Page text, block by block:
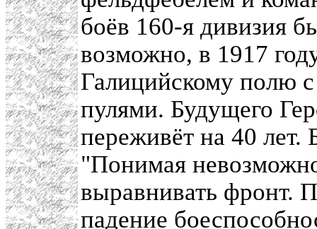
боёв 160-я дивизия
возможно, в 1917
Галицийскому полю
пулями. Будущего
переживёт на 40
"Понимая
выравнивать фронт.
падение